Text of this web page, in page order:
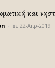
και
Δε 22-Απρ-2019